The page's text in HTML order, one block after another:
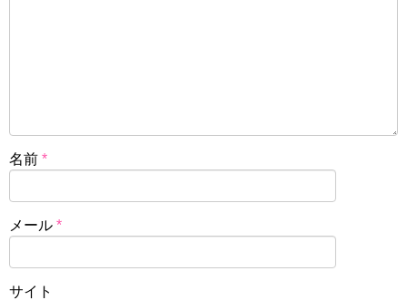
名前 *
メール *
サイト